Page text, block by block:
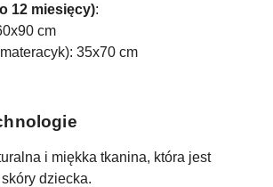
12 miesięcy):
cm
35x70 cm
i miękka tkanina, która jest
dziecka.